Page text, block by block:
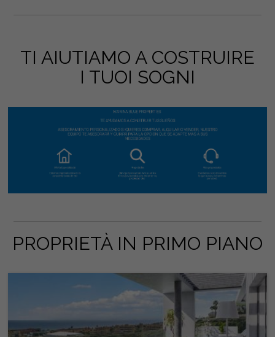
TI AIUTIAMO A COSTRUIRE
I TUOI SOGNI
PROPRIETÀ IN PRIMO PIANO